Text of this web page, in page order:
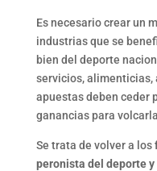
Es necesario crear un
industrias que se
bien del deporte
servicios, alimenticias,
apuestas deben ceder
ganancias para
Se trata de volver a los
peronista del deporte